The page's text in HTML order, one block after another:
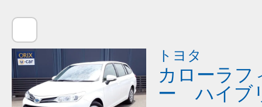
トヨタ
カローラフ
ー ハイブ